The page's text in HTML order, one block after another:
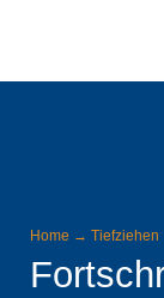
Home → Tiefziehen